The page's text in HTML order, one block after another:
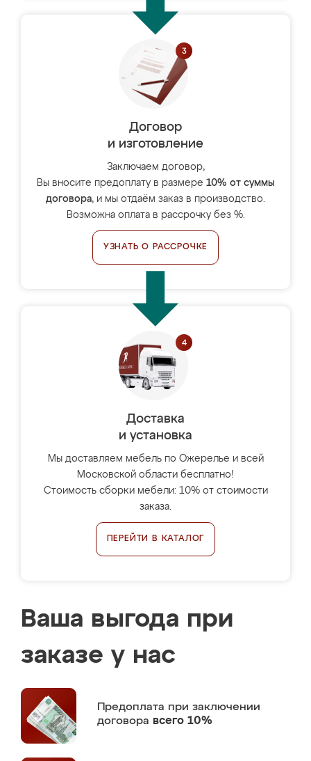
Договор
и изготовление
Заключаем договор,
Вы вносите предоплату в размере 10% от суммы
договора, и мы отдаём заказ в производство.
Возможна оплата в рассрочку без %.
УЗНАТЬ О РАССРОЧКЕ
Доставка
и установка
Мы доставляем мебель по Ожерелье и всей
Московской области бесплатно!
Стоимость сборки мебели: 10% от стоимости
заказа.
ПЕРЕЙТИ В КАТАЛОГ
Ваша выгода при
заказе у нас
Предоплата при заключении
договора всего 10%